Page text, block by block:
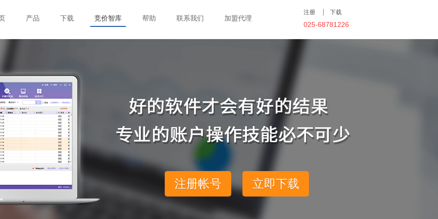
产品 下载 竞价智库 帮助 联系我们 加盟代理
注册 下载
025-68781226
注册帐号 立即下载